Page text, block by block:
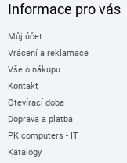
Informace pro vás
Můj účet
Vrácení a reklamace
Vše o nákupu
Kontakt
Otevírací doba
Doprava a platba
PK computers - IT
Katalogy